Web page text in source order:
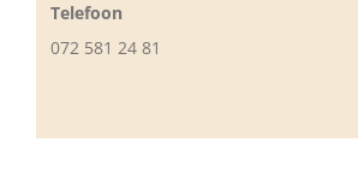
Telefoon
072 581 24 81